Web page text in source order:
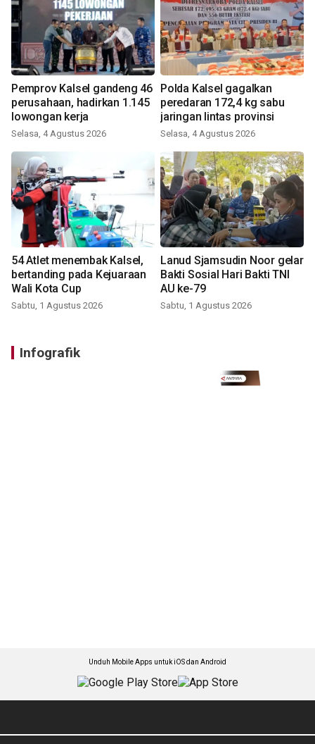
Pemprov Kalsel gandeng 46
perusahaan, hadirkan 1.145
lowongan kerja
Selasa, 4 Agustus 2026
Polda Kalsel gagalkan
peredaran 172,4 kg sabu
jaringan lintas provinsi
Selasa, 4 Agustus 2026
54 Atlet menembak Kalsel,
bertanding pada Kejuaraan
Wali Kota Cup
Sabtu, 1 Agustus 2026
Lanud Sjamsudin Noor gelar
Bakti Sosial Hari Bakti TNI
AU ke-79
Sabtu, 1 Agustus 2026
Infografik
Unduh Mobile Apps untuk iOS dan Android